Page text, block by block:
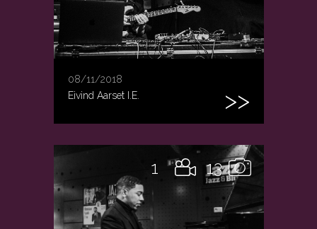
08/11/2018
Eivind Aarset I.E.
13
1